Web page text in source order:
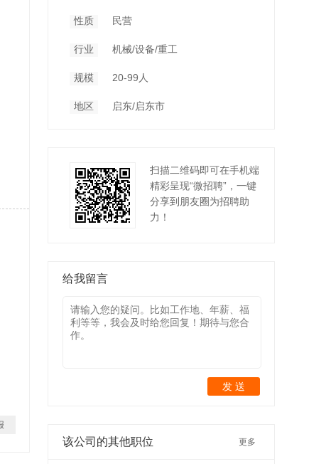
性质 民营
行业 机械/设备/重工
规模 20-99人
地区 启东/启东市
扫描二维码即可在手机端
精彩呈现“微招聘”，一键
分享到朋友圈为招聘助
力！
给我留言
发 送
该公司的其他职位 更多